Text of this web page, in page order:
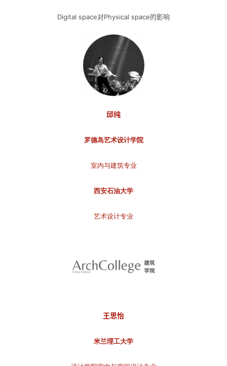
Digital space对Physical space的影响
邱纯
罗德岛艺术设计学院
室内与建筑专业
西安石油大学
艺术设计专业
王思怡
米兰理工大学